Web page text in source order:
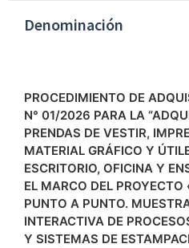
Denominación
PROCEDIMIENTO DE
N° 01/2026 PARA LA
PRENDAS DE VESTIR,
MATERIAL GRÁFICO Y
ESCRITORIO, OFICINA Y
EL MARCO DEL PROYECTO
PUNTO A PUNTO.
INTERACTIVA DE
Y SISTEMAS DE